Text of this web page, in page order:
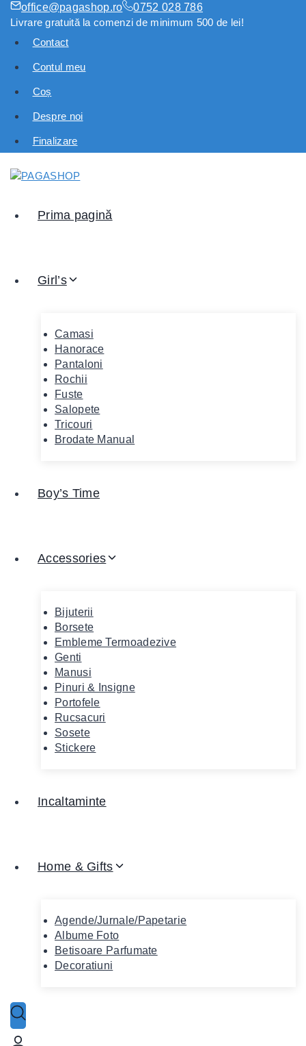
office@pagashop.ro
0752 028 786
Livrare gratuită la comenzi de minimum 500 de lei!
Contact
Contul meu
Coș
Despre noi
Finalizare
Prima pagină
Girl’s
Camasi
Hanorace
Pantaloni
Rochii
Fuste
Salopete
Tricouri
Brodate Manual
Boy’s Time
Accessories
Bijuterii
Borsete
Embleme Termoadezive
Genti
Manusi
Pinuri & Insigne
Portofele
Rucsacuri
Sosete
Stickere
Incaltaminte
Home & Gifts
Agende/Jurnale/Papetarie
Albume Foto
Betisoare Parfumate
Decoratiuni